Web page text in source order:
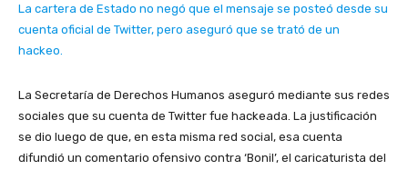
La cartera de Estado no negó que el mensaje se posteó desde su
cuenta oficial de Twitter, pero aseguró que se trató de un
hackeo.
La Secretaría de Derechos Humanos aseguró mediante sus redes
sociales que su cuenta de Twitter fue hackeada. La justificación
se dio luego de que, en esta misma red social, esa cuenta
difundió un comentario ofensivo contra ‘Bonil’, el caricaturista del